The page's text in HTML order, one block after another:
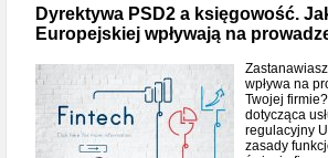
Dyrektywa PSD2 a księgowość.
Europejskiej wpływają na
wpływa na
Twojej
dotycząca
regulacyjny
zasady